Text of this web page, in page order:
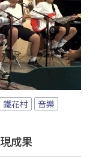
鐵花村
音樂
成果